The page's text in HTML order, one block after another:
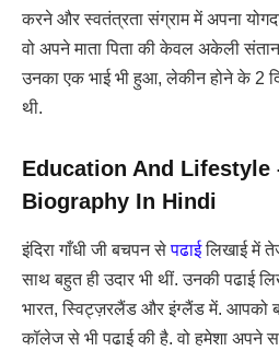
करने और स्वतंत्रता संग्राम में अपना
वो अपने माता पिता की केवल अकेली
उनका एक भाई भी हुआ, लेकीन होने के 2
थी.
Education And Lifestyle
Biography In Hindi
इंदिरा गाँधी जी बचपन सेपढाईलिखाई में
साथ बहुत ही उदार भी थीं. उनकी पढाई
भारत, स्विट्ज़रलैंड और इंग्लैंड में. आपको
कॉलेज से भी पढाई की है. वो हमेशा अपने